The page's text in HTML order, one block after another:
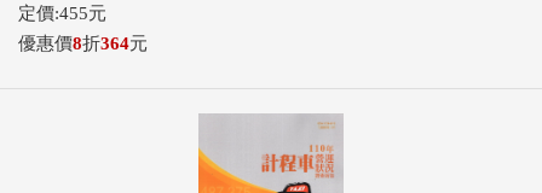
定價:455元
優惠價8折364元